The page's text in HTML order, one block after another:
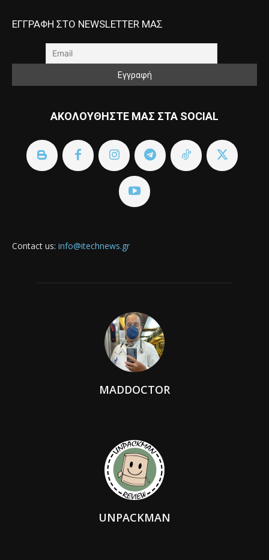
ΕΓΓΡΑΦΗ ΣΤΟ NEWSLETTER ΜΑΣ
ΑΚΟΛΟΥΘΗΣΤΕ ΜΑΣ ΣΤΑ SOCIAL
Contact us: info@itechnews.gr
MADDOCTOR
UNPACKMAN